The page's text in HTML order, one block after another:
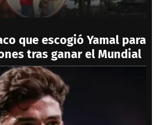
que escogió Yamal para
tras ganar el Mundial